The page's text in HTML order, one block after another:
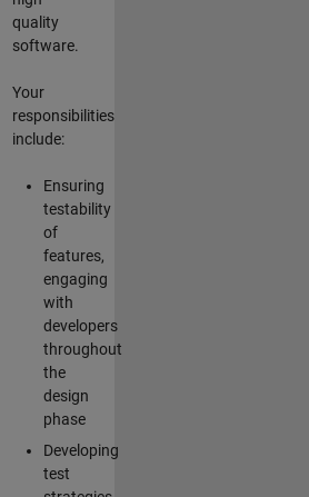
quality
software.
Your
responsibilities
include:
Ensuring
testability
of
features,
engaging
with
developers
throughout
the
design
phase
Developing
test